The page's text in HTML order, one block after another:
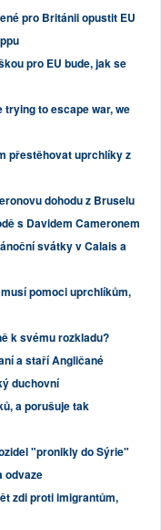
pro Británii opustit EU
pro EU bude, jak se
trying to escape war, we
přestěhovat uprchlíky z
dohodu z Bruselu
s Davidem Cameronem
svátky v Calais a
pomoci uprchlíkům,
k svému rozkladu?
a staří Angličané
duchovní
a porušuje tak
"pronikly do Sýrie"
odvaze
zdi proti imigrantům,